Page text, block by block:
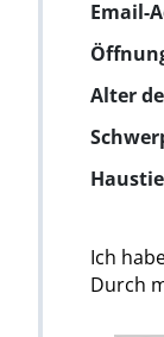
Email-
Alter
Ich
Durch